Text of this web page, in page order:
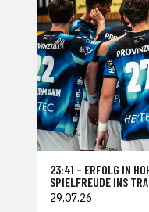
23:41 – ERFOLG IN
SPIELFREUDE INS
29.07.26